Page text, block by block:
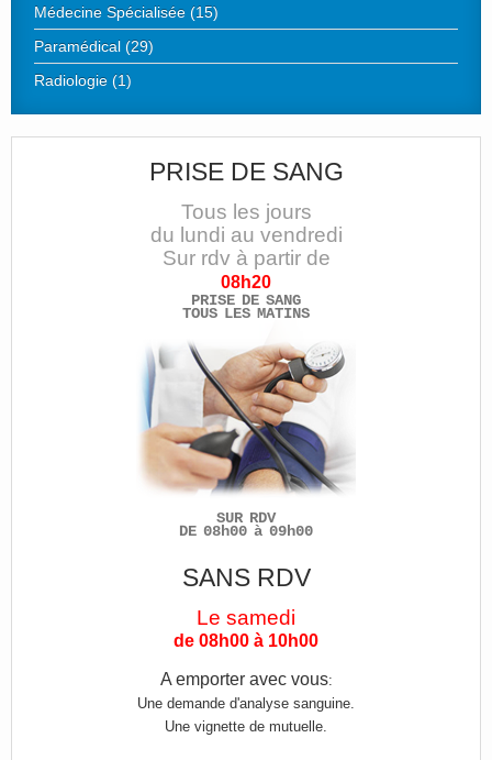
Médecine Spécialisée (15)
Paramédical (29)
Radiologie (1)
PRISE DE SANG
Tous les jours
du lundi au vendredi
Sur rdv à partir de
08h20
PRISE DE SANG
TOUS LES MATINS
SUR RDV
DE 08h00 à 09h00
SANS RDV
Le samedi
de 08h00 à 10h00
A emporter avec vous:
Une demande d'analyse sanguine.
Une vignette de mutuelle.